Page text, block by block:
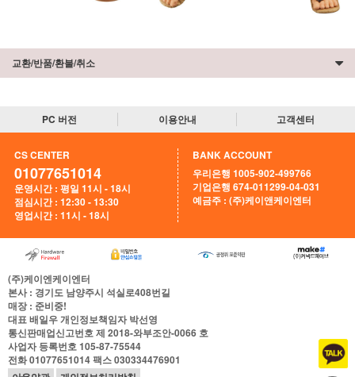
교환/반품/환불/취소
PC 버전 이용안내 고객센터
CS CENTER
01077651014
운영시간 : 평일 11시 - 18시
점심시간 : 12:30 - 13:30
영업시간 : 11시 - 18시
BANK ACCOUNT
우리은행 1005-902-499766
기업은행 674-011299-04-031
예금주 : (주)케이앤케이엔터
(주)케이엔케이엔터
본사: 경기도 남양주시 석실로408번길
매장: 준비중!
대표배일우개인정보책임자박선영
통신판매업신고번호제 2018-와부조안-0066 호
사업자 등록번호105-87-75544
전화01077651014팩스030334476901